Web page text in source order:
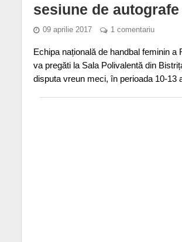
sesiune de autografe
09 aprilie 2017 1 comentariu
Echipa națională de handbal feminin a
va pregăti la Sala Polivalentă din
disputa vreun meci, în perioada 10-13